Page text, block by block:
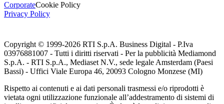
CorporateCookie Policy
Privacy Policy
Copyright © 1999-2026 RTI S.p.A. Business Digital - P.Iva
03976881007 - Tutti i diritti riservati - Per la pubblicità Mediamond
S.p.A. - RTI S.p.A., Mediaset N.V., sede legale Amsterdam (Paesi
Bassi) - Uffici Viale Europa 46, 20093 Cologno Monzese (MI)
Rispetto ai contenuti e ai dati personali trasmessi e/o riprodotti è
vietata ogni utilizzazione funzionale all’addestramento di sistemi di